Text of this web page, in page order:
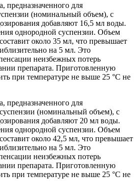
предназначенного для
(номинальный объем), с
добавляют 16,5 мл воды.
однородной суспензии. Объем
около 35 мл, что превышает
на 5 мл. Это
неизбежных потерь
препарата. Приготовленную
при температуре не выше 25 °C не
предназначенного для
(номинальный объем), с
добавляют 20 мл воды.
однородной суспензии. Объем
около 42,5 мл, что превышает
на 5 мл. Это
неизбежных потерь
препарата. Приготовленную
при температуре не выше 25 °C не